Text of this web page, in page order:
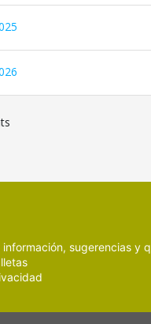
información, sugerencias y